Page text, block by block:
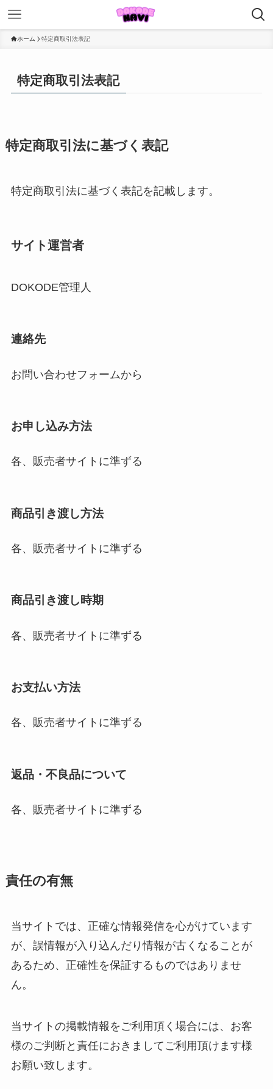
ホーム 特定商取引法表記
特定商取引法表記
特定商取引法に基づく表記
特定商取引法に基づく表記を記載します。
サイト運営者
DOKODE管理人
連絡先
お問い合わせフォームから
お申し込み方法
各、販売者サイトに準ずる
商品引き渡し方法
各、販売者サイトに準ずる
商品引き渡し時期
各、販売者サイトに準ずる
お支払い方法
各、販売者サイトに準ずる
返品・不良品について
各、販売者サイトに準ずる
責任の有無
当サイトでは、正確な情報発信を心がけています
が、誤情報が入り込んだり情報が古くなることが
あるため、正確性を保証するものではありませ
ん。
当サイトの掲載情報をご利用頂く場合には、お客
様のご判断と責任におきましてご利用頂けます様
お願い致します。